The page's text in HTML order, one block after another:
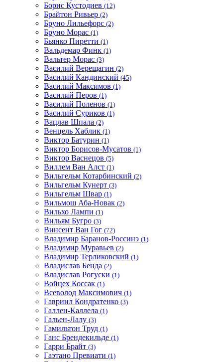
Борис Кустодиев (12)
Брайтон Ривьер (2)
Бруно Лильефорс (2)
Бруно Морас (1)
Бьянко Пиретти (1)
Вальдемар Финк (1)
Вальтер Морас (3)
Василий Верещагин (2)
Василий Кандинский (45)
Василий Максимов (1)
Василий Перов (1)
Василий Поленов (1)
Василий Суриков (1)
Вацлав Шпала (2)
Венцель Хаблик (1)
Виктор Батурин (1)
Виктор Борисов-Мусатов (1)
Виктор Васнецов (5)
Виллем Ван Алст (1)
Вильгельм Котарбинский (2)
Вильгельм Кунерт (3)
Вильгельм Швар (1)
Вильмош Аба-Новак (2)
Вильхо Лампи (1)
Вильям Бугро (3)
Винсент Ван Гог (72)
Владимир Баранов-Россинэ (1)
Владимир Муравьев (2)
Владимир Терликовский (1)
Владислав Бенда (2)
Владислав Рогуски (1)
Войцех Коссак (1)
Всеволод Максимович (1)
Гавриил Кондратенко (3)
Галлен-Каллела (1)
Гальен-Лалу (3)
Гамильтон Труд (1)
Ганс Брендекильде (1)
Гарри Брайт (3)
Гаэтано Превиати (1)